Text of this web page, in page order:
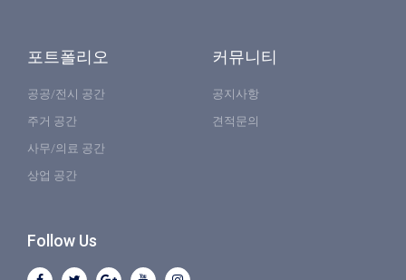
포트폴리오
공공/전시 공간
주거 공간
사무/의료 공간
상업 공간
커뮤니티
공지사항
견적문의
Follow Us